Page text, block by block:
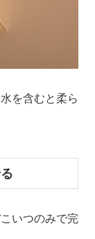
を含むと柔ら
いつのみで完